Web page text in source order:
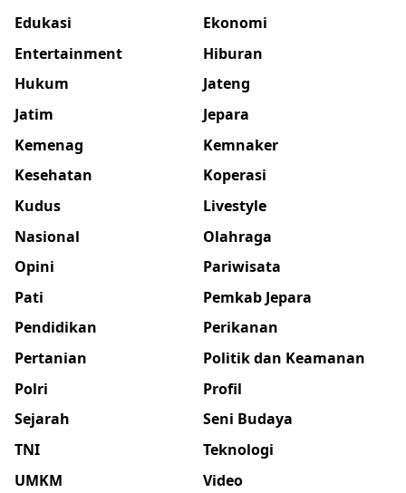
Edukasi
Ekonomi
Entertainment
Hiburan
Hukum
Jateng
Jatim
Jepara
Kemenag
Kemnaker
Kesehatan
Koperasi
Kudus
Livestyle
Nasional
Olahraga
Opini
Pariwisata
Pati
Pemkab Jepara
Pendidikan
Perikanan
Pertanian
Politik dan Keamanan
Polri
Profil
Sejarah
Seni Budaya
TNI
Teknologi
UMKM
Video